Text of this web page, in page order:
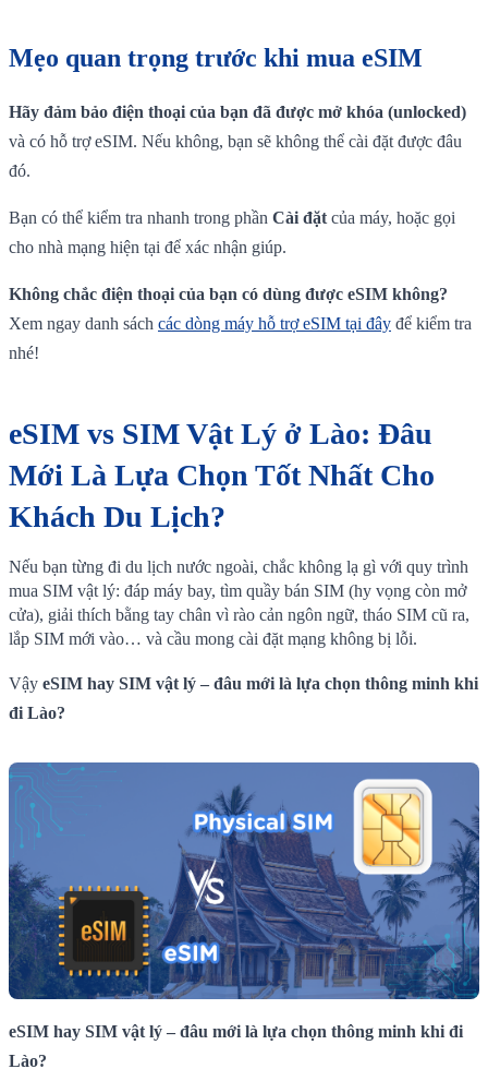
Mẹo quan trọng trước khi mua eSIM
Hãy đảm bảo điện thoại của bạn đã được mở khóa (unlocked)
và có hỗ trợ eSIM. Nếu không, bạn sẽ không thể cài đặt được đâu
đó.
Bạn có thể kiểm tra nhanh trong phần Cài đặt của máy, hoặc gọi
cho nhà mạng hiện tại để xác nhận giúp.
Không chắc điện thoại của bạn có dùng được eSIM không?
Xem ngay danh sách các dòng máy hỗ trợ eSIM tại đây để kiểm tra
nhé!
eSIM vs SIM Vật Lý ở Lào: Đâu
Mới Là Lựa Chọn Tốt Nhất Cho
Khách Du Lịch?
Nếu bạn từng đi du lịch nước ngoài, chắc không lạ gì với quy trình
mua SIM vật lý: đáp máy bay, tìm quầy bán SIM (hy vọng còn mở
cửa), giải thích bằng tay chân vì rào cản ngôn ngữ, tháo SIM cũ ra,
lắp SIM mới vào… và cầu mong cài đặt mạng không bị lỗi.
Vậy eSIM hay SIM vật lý – đâu mới là lựa chọn thông minh khi
đi Lào?
eSIM hay SIM vật lý – đâu mới là lựa chọn thông minh khi đi
Lào?